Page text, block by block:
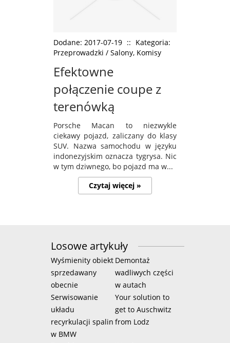
Dodane: 2017-07-19 :: Kategoria:
Przeprowadzki / Salony, Komisy
Efektowne
połączenie coupe z
terenówką
Porsche Macan to niezwykle
ciekawy pojazd, zaliczany do klasy
SUV. Nazwa samochodu w języku
indonezyjskim oznacza tygrysa. Nic
w tym dziwnego, bo pojazd ma w...
Czytaj więcej »
Losowe artykuły
Wyśmienity obiekt
sprzedawany
obecnie
Demontaż
wadliwych części
w autach
Serwisowanie
układu
recyrkulacji spalin
w BMW
Your solution to
get to Auschwitz
from Lodz